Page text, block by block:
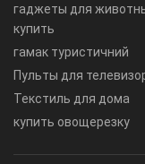
гаджеты для
купить
гамак туристичний
Пульты для
Текстиль для дома
купить овощерезку